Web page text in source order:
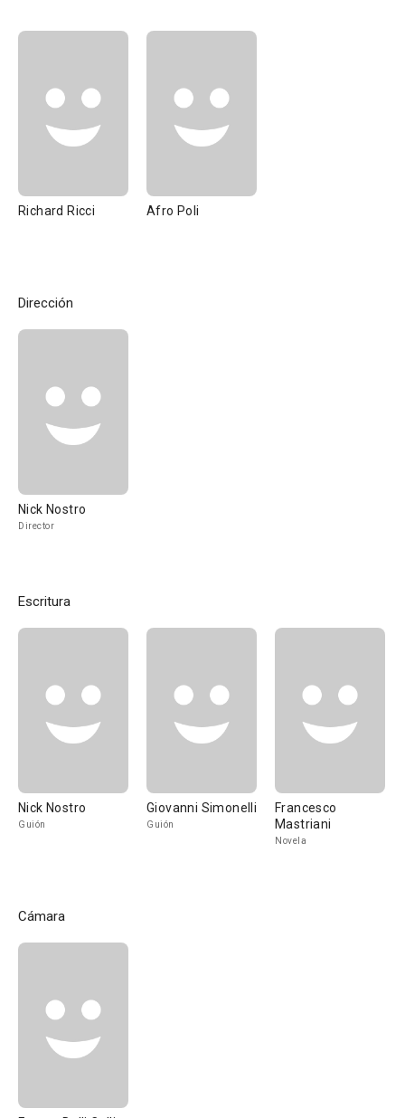
Richard Ricci Afro Poli
Dirección
Nick Nostro
Director
Escritura
Nick Nostro
Guión
Giovanni Simonelli
Guión
Francesco
Mastriani
Novela
Cámara